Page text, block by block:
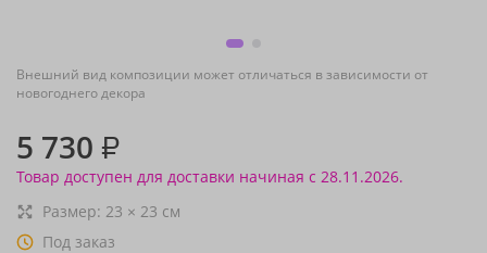
Внешний вид композиции может отличаться в зависимости от
новогоднего декора
5 730 ₽
Товар доступен для доставки начиная с 28.11.2026.
Размер: 23 × 23 см
Под заказ